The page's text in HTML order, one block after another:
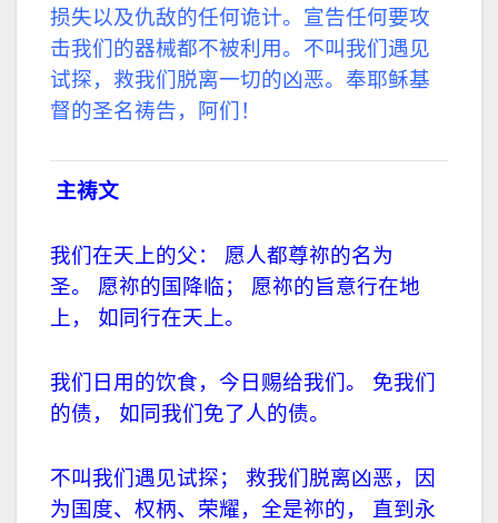
损失以及仇敌的任何诡计。宣告任何要攻
击我们的器械都不被利用。不叫我们遇见
试探，救我们脱离一切的凶恶。奉耶稣基
督的圣名祷告，阿们！
主祷文
我们在天上的父： 愿人都尊祢的名为
圣。 愿祢的国降临； 愿祢的旨意行在地
上， 如同行在天上。
我们日用的饮食，今日赐给我们。 免我们
的债， 如同我们免了人的债。
不叫我们遇见试探； 救我们脱离凶恶，
因
为国度、权柄、荣耀，全是祢的， 直到永